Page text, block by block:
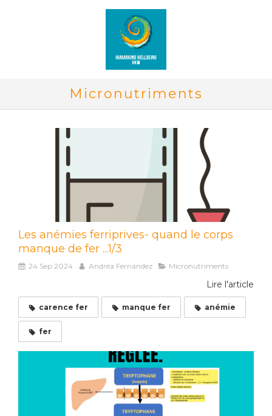
Micronutriments
Les anémies ferriprives- quand le corps
manque de fer ...1/3
24 Sep 2024 Andréa Fernández Micronutriments
Lire l'article
carence fer manque fer anémie
fer